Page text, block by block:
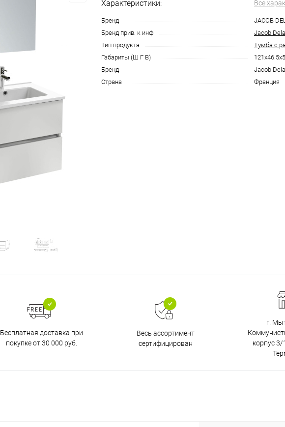
Характеристики: Все
Бренд
JACOB
Бренд прив. к инф
Jacob
Тип продукта
Тумба с
Габариты (Ш Г В)
Бренд
Jacob
Страна
Франция
Бесплатная доставка при
покупке от 30 000 руб.
Весь ассортимент
сертифицирован
г.
корпус 3/